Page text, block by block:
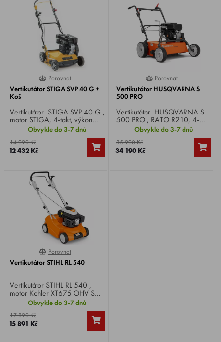
0%
Porovnat
Vertikutátor STIGA SVP 40 G +
Koš
Vertikutátor STIGA SVP 40 G ,
motor STIGA, 4-takt, výkon
5,3 HP, záběr 40 cm,
nastavení výšky centrálně, 32
ocelových nožů, koš 50 litrů,
hmotnost 44 kg.
Obvykle do 3-7 dnů
14 990 Kč
12 432 Kč
0%
Porovnat
Vertikutátor HUSQVARNA S
500 PRO
Vertikutátor HUSQVARNA S
500 PRO , RATO R210, 4-
takt, výkon 7,0 HP, záběr 50
cm, pracovní hloubka 0,5 cm,
hmotnost 66 kg, podvozek
plech.
Obvykle do 3-7 dnů
35 990 Kč
34 190 Kč
0%
Porovnat
Vertikutátor STIHL RL 540
Vertikutátor STIHL RL 540 ,
motor Kohler XT675 OHV SC,
výkon 3,0 HP, šířka záběru
38 cm, pracovní hloubka 0 -
25 mm, nastavitelná v 6
stupních, hmotnost 33 kg.
Obvykle do 3-7 dnů
17 890 Kč
15 891 Kč